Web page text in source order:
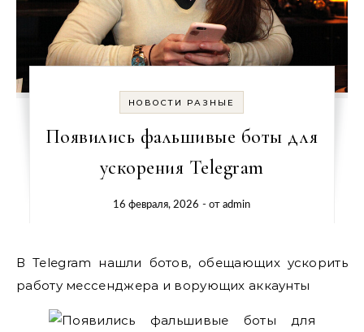
НОВОСТИ РАЗНЫЕ
Появились фальшивые боты для
ускорения Telegram
16 февраля, 2026 - отadmin
В Telegram нашли ботов, обещающих ускорить
работу мессенджера и ворующих аккаунты